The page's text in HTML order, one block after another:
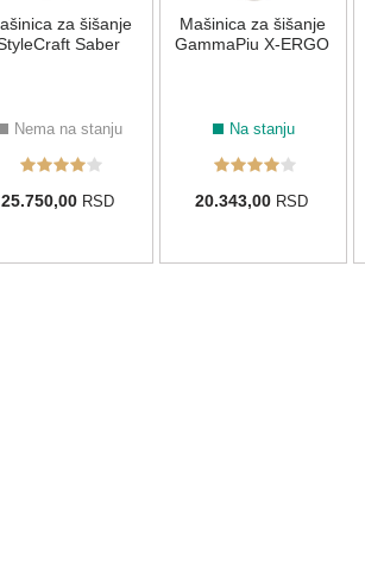
za šišanje
Saber
Nema na stanju
25.750,00 RSD
Mašinica za šišanje
GammaPiu X-ERGO
Na stanju
20.343,00 RSD